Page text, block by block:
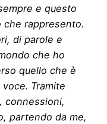
e questo
rappresento.
di parole e
che ho
quello che è
Tramite
connessioni,
partendo da me,